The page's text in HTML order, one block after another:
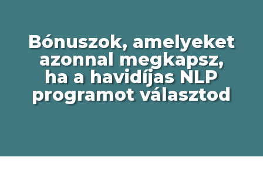
Bónuszok, amelyeket
azonnal megkapsz,
ha a havidíjas NLP
programot választod